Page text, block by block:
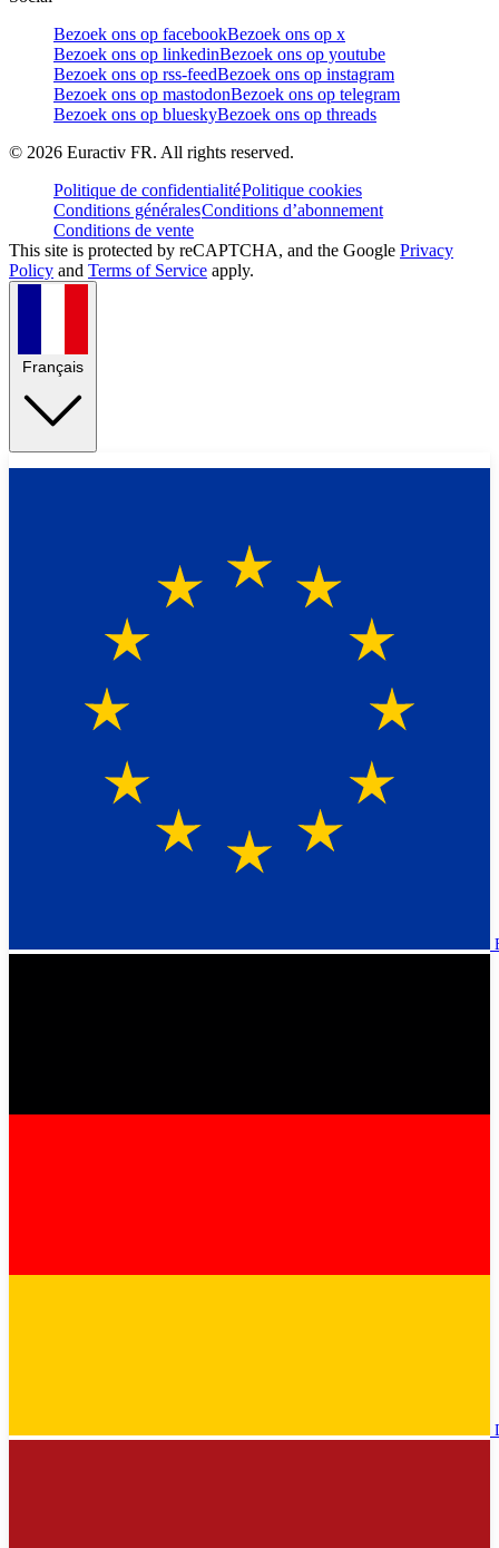
Bezoek ons op facebookBezoek ons op x
Bezoek ons op linkedinBezoek ons op youtube
Bezoek ons op rss-feedBezoek ons op instagram
Bezoek ons op mastodonBezoek ons op telegram
Bezoek ons op blueskyBezoek ons op threads
© 2026 Euractiv FR. All rights reserved.
Politique de confidentialitéPolitique cookies
Conditions généralesConditions d’abonnement
Conditions de vente
This site is protected by reCAPTCHA, and the Google Privacy
Policy and Terms of Service apply.
Français